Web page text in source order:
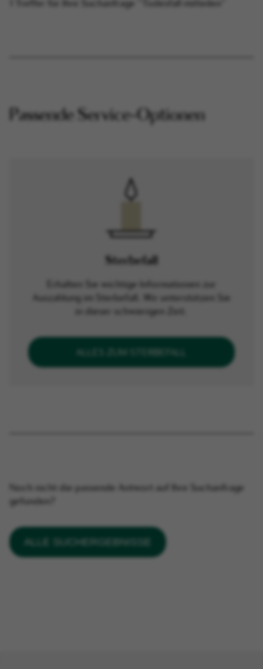
1 Treffer für Ihre Suchanfrage "Todesfall mitteilen"
Passende Service-Optionen
Sterbefall
Erhalten Sie wichtige Informationen zur
Auszahlung im Sterbefall. Wir unterstützen Sie
in dieser schwierigen Zeit.
Noch nicht die passende Antwort auf Ihre Suchanfrage
gefunden?